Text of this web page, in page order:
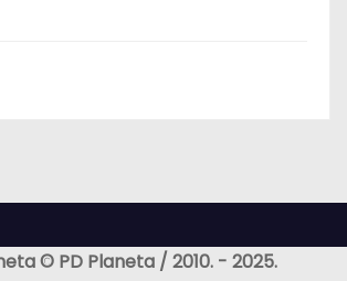
©️ PD Planeta / 2010. - 2025.